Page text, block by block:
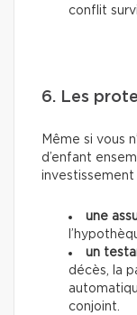
conflit
6. Les
Même si vous
d’enfant
une
un
décès, la
conjoint.